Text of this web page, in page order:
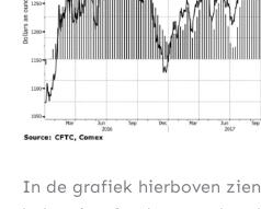
In de grafiek hierboven